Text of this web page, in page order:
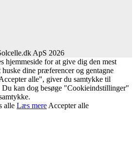
ApS 2026
hjemmeside for at give dig den mest
huske dine præferencer og gentagne
alle", giver du samtykke til
kan dog besøge "Cookieindstillinger"
alle Læs mere Accepter alle